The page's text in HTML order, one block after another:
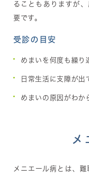
ることもありますが
要です。
受診の目安
めまいを何度も繰り
日常生活に支障が出
めまいの原因がわか
メ
メニエール病とは、